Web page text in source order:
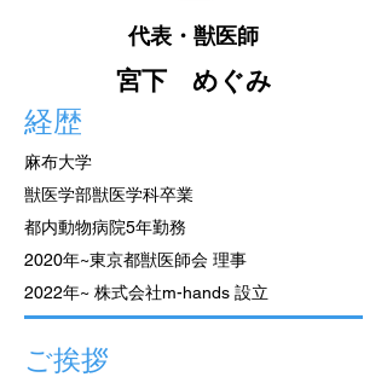
代表・獣医師
宮下 めぐみ
ご挨拶
経歴
麻布大学
​獣医学部獣医学科卒業
都内動物病院5年勤務
2020年~東京都獣医師会 理事
2022年~ 株式会社m-hands 設立